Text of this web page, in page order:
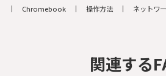
Chromebook
操作方法 ネットワ
関連する